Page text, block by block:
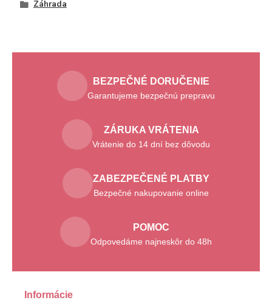
Záhrada
BEZPEČNÉ DORUČENIE
Garantujeme bezpečnú prepravu
ZÁRUKA VRÁTENIA
Vrátenie do 14 dní bez dôvodu
ZABEZPEČENÉ PLATBY
Bezpečné nakupovanie online
POMOC
Odpovedáme najneskôr do 48h
Informácie